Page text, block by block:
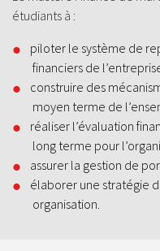
étudiants à :
piloter le système de
financiers de
construire des
moyen terme de
réaliser l’évaluation
long terme pour
assurer la gestion de
élaborer une stratégie
organisation.